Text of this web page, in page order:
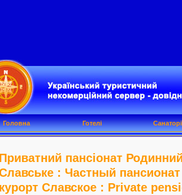
Приватний пансіонат
: Частный
курорт Славское : Private
Головна Готелі